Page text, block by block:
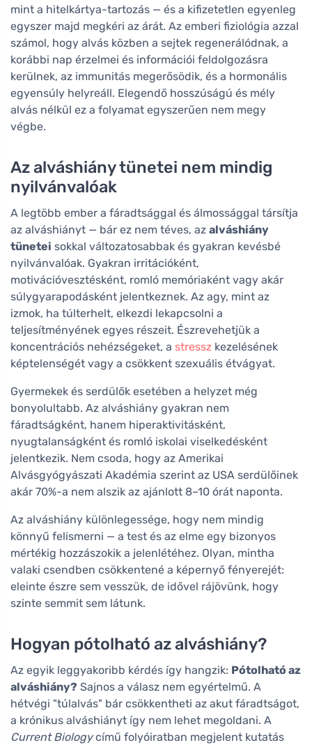
mint a hitelkártya-tartozás — és a kifizetetlen egyenleg
egyszer majd megkéri az árát. Az emberi fiziológia azzal
számol, hogy alvás közben a sejtek regenerálódnak, a
korábbi nap érzelmei és információi feldolgozásra
kerülnek, az immunitás megerősödik, és a hormonális
egyensúly helyreáll. Elegendő hosszúságú és mély
alvás nélkül ez a folyamat egyszerűen nem megy
végbe.
Az alváshiány tünetei nem mindig
nyilvánvalóak
A legtöbb ember a fáradtsággal és álmossággal társítja
az alváshiányt — bár ez nem téves, az alváshiány
tünetei sokkal változatosabbak és gyakran kevésbé
nyilvánvalóak. Gyakran irritációként,
motivációvesztésként, romló memóriaként vagy akár
súlygyarapodásként jelentkeznek. Az agy, mint az
izmok, ha túlterhelt, elkezdi lekapcsolni a
teljesítményének egyes részeit. Észrevehetjük a
koncentrációs nehézségeket, a stressz kezelésének
képtelenségét vagy a csökkent szexuális étvágyat.
Gyermekek és serdülők esetében a helyzet még
bonyolultabb. Az alváshiány gyakran nem
fáradtságként, hanem hiperaktivitásként,
nyugtalanságként és romló iskolai viselkedésként
jelentkezik. Nem csoda, hogy az Amerikai
Alvásgyógyászati Akadémia szerint az USA serdülőinek
akár 70%-a nem alszik az ajánlott 8–10 órát naponta.
Az alváshiány különlegessége, hogy nem mindig
könnyű felismerni — a test és az elme egy bizonyos
mértékig hozzászokik a jelenlétéhez. Olyan, mintha
valaki csendben csökkentené a képernyő fényerejét:
eleinte észre sem vesszük, de idővel rájövünk, hogy
szinte semmit sem látunk.
Hogyan pótolható az alváshiány?
Az egyik leggyakoribb kérdés így hangzik: Pótolható az
alváshiány? Sajnos a válasz nem egyértelmű. A
hétvégi "túlalvás" bár csökkentheti az akut fáradtságot,
a krónikus alváshiányt így nem lehet megoldani. A
Current Biologycímű folyóiratban megjelent kutatás